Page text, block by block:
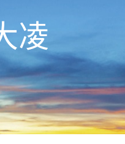
凌